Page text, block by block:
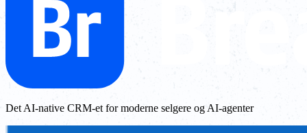
Det AI-native CRM-et for moderne selgere og AI-agenter